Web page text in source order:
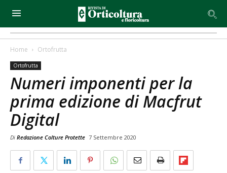
Home Ortofrutta
Ortofrutta
Numeri imponenti per la
prima edizione di Macfrut
Digital
Di Redazione Colture Protette 7 Settembre 2020